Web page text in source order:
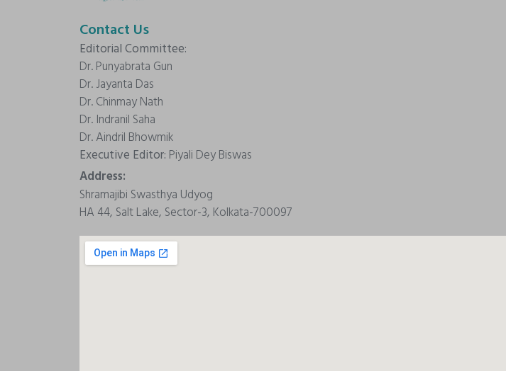
Contact Us
Editorial Committee:
Dr. Punyabrata Gun
Dr. Jayanta Das
Dr. Chinmay Nath
Dr. Indranil Saha
Dr. Aindril Bhowmik
Executive Editor: Piyali Dey Biswas
Address:
Shramajibi Swasthya Udyog
HA 44, Salt Lake, Sector-3, Kolkata-700097